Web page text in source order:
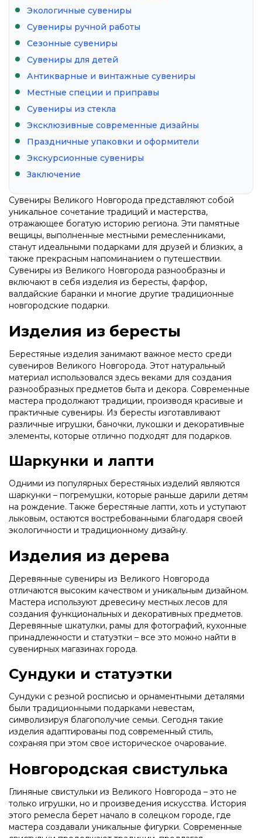
Экологичные сувениры
Сувениры ручной работы
Сезонные сувениры
Сувениры для детей
Антикварные и винтажные сувениры
Местные специи и приправы
Сувениры из стекла
Эксклюзивные современные дизайны
Праздничные упаковки и оформители
Экскурсионные сувениры
Заключение
Сувениры Великого Новгорода представляют собой
уникальное сочетание традиций и мастерства,
отражающее богатую историю региона. Эти памятные
вещицы, выполненные местными ремесленниками,
станут идеальными подарками для друзей и близких, а
также прекрасным напоминанием о путешествии.
Сувениры из Великого Новгорода разнообразны и
включают в себя изделия из бересты, фарфор,
валдайские баранки и многие другие традиционные
новгородские подарки.
Изделия из бересты
Берестяные изделия занимают важное место среди
сувениров Великого Новгорода. Этот натуральный
материал использовался здесь веками для создания
разнообразных предметов быта и декора. Современные
мастера продолжают традиции, производя красивые и
практичные сувениры. Из бересты изготавливают
различные игрушки, баночки, лукошки и декоративные
элементы, которые отлично подходят для подарков.
Шаркунки и лапти
Одними из популярных берестяных изделий являются
шаркунки – погремушки, которые раньше дарили детям
на рождение. Также берестяные лапти, хоть и уступают
лыковым, остаются востребованными благодаря своей
экологичности и традиционному дизайну.
Изделия из дерева
Деревянные сувениры из Великого Новгорода
отличаются высоким качеством и уникальным дизайном.
Мастера используют древесину местных лесов для
создания функциональных и декоративных предметов.
Деревянные шкатулки, рамы для фотографий, кухонные
принадлежности и статуэтки – все это можно найти в
сувенирных магазинах города.
Сундуки и статуэтки
Сундуки с резной росписью и орнаментными деталями
были традиционными подарками невестам,
символизируя благополучие семьи. Сегодня такие
изделия адаптированы под современный стиль,
сохраняя при этом свое историческое очарование.
Новгородская свистулька
Глиняные свистульки из Великого Новгорода – это не
только игрушки, но и произведения искусства. История
этого ремесла берет начало в солецком городе, где
мастера создавали уникальные фигурки. Современные